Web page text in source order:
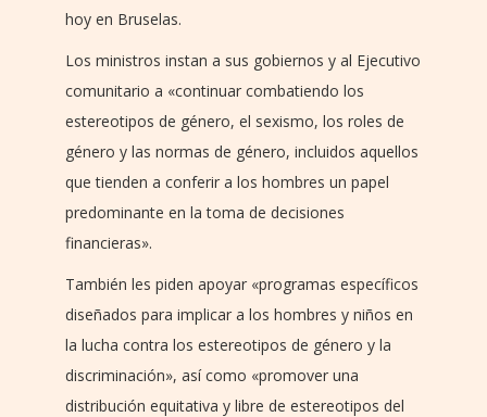
hoy en Bruselas.
Los ministros instan a sus gobiernos y al Ejecutivo
comunitario a «continuar combatiendo los
estereotipos de género, el sexismo, los roles de
género y las normas de género, incluidos aquellos
que tienden a conferir a los hombres un papel
predominante en la toma de decisiones
financieras».
También les piden apoyar «programas específicos
diseñados para implicar a los hombres y niños en
la lucha contra los estereotipos de género y la
discriminación», así como «promover una
distribución equitativa y libre de estereotipos del